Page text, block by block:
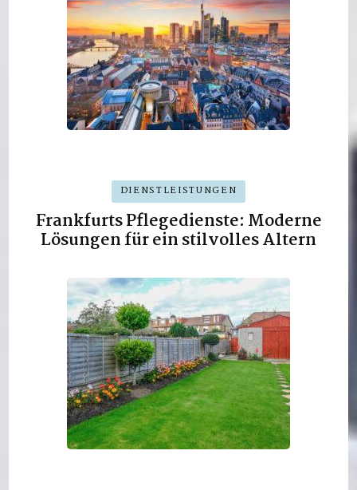
DIENSTLEISTUNGEN
Frankfurts Pflegedienste: Moderne
Lösungen für ein stilvolles Altern